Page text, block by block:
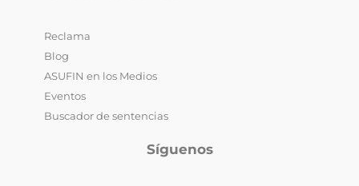
Reclama
Blog
ASUFIN en los Medios
Eventos
Buscador de sentencias
Síguenos